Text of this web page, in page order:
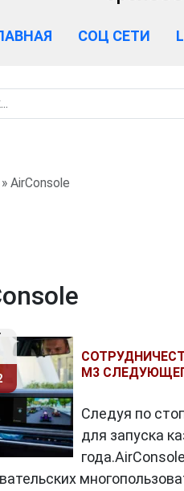
СОЦ СЕТИ
» AirConsole
M3
Следуя по
для запуска